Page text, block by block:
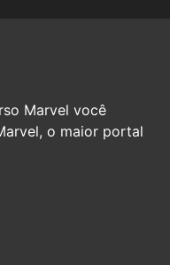
Marvel você
o maior portal